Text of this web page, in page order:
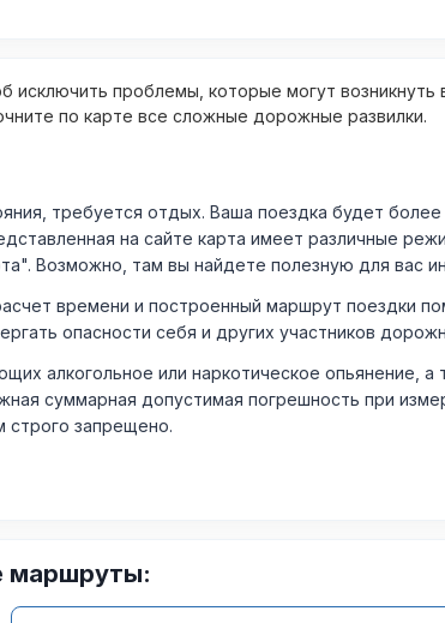
проблемы, которые могут
по карте все сложные дорожные развилки.
требуется отдых. Ваша поездка будет более
на сайте карта имеет различные
Возможно, там вы найдете полезную для вас
времени и построенный маршрут поездки
опасности себя и других участников
алкогольное или наркотическое опьянение,
суммарная допустимая погрешность при
строго запрещено.
маршруты: